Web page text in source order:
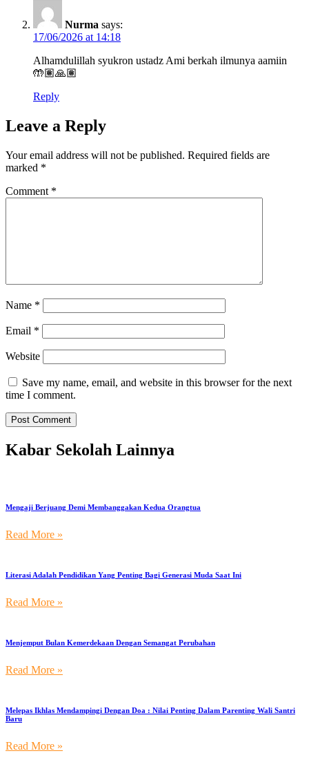
Nurma says:
17/06/2026 at 14:18
Alhamdulillah syukron ustadz Ami berkah ilmunya aamiin
🤲🏽🙏🏽
Reply
Leave a Reply
Your email address will not be published. Required fields are
marked *
Comment *
Name *
Email *
Website
Save my name, email, and website in this browser for the next
time I comment.
Kabar Sekolah Lainnya
Mengaji Berjuang Demi Membanggakan Kedua Orangtua
Read More »
Literasi Adalah Pendidikan Yang Penting Bagi Generasi Muda Saat Ini
Read More »
Menjemput Bulan Kemerdekaan Dengan Semangat Perubahan
Read More »
Melepas Ikhlas Mendampingi Dengan Doa : Nilai Penting Dalam Parenting Wali Santri
Baru
Read More »